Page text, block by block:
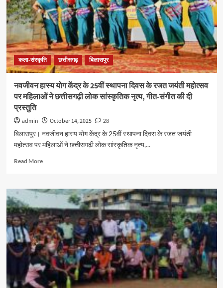
एवं
पुरुष
दोनों
कबड्डी
टीमें
आल
इंडिया
क्वालीफाई
कला-संस्कृति छत्तीसगढ़ बिलासपुर
नवजीवन हास्य योग केंद्र के 25वीं स्थापना दिवस के रजत जयंती महोत्सव
पर महिलाओं ने छत्तीसगढ़ी लोक सांस्कृतिक नृत्य, गीत-संगीत की दी
प्रस्तुति
admin October 14, 2025
28
बिलासपुर। नवजीवन हास्य योग केंद्र के 25वीं स्थापना दिवस के रजत जयंती
महोत्सव पर महिलाओं ने छत्तीसगढ़ी लोक सांस्कृतिक नृत्य,...
Read MoreRead
नवजीवन
योग
केंद्र
के
25वीं
स्थापना
दिवस
के
रजत
जयंती